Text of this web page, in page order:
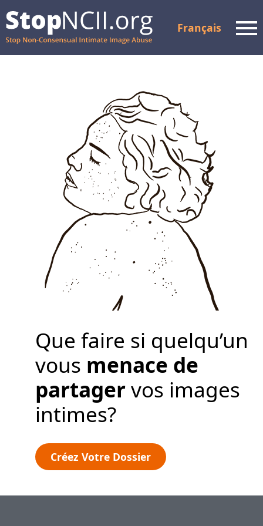
Français
Ressources et soutien
Comment ça marche
À propos de nous
Partenaires
Créez votre dossier
Que faire si quelqu’un
vous menace de
partagervos images
intimes?
Créez Votre Dossier